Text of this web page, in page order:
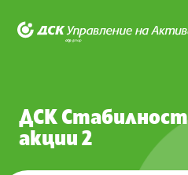
ДСК Стабилност
акции 2